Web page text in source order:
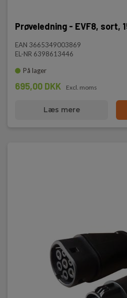
Prøveledning - EVF8, sort,
EAN 3665349003869
EL-NR 6398613446
På lager
695,00 DKK Excl. moms
Læs mere